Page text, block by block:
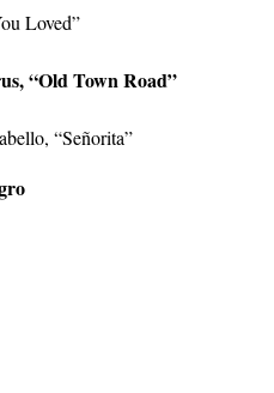
Loved”
“Old Town Road”
“Señorita”